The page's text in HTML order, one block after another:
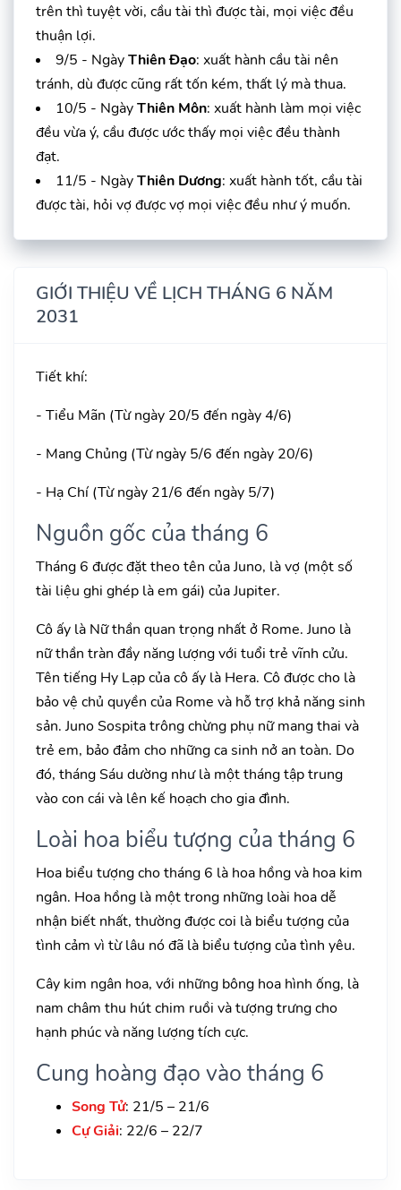
trên thì tuyệt vời, cầu tài thì được tài, mọi việc đều
thuận lợi.
9/5 - NgàyThiên Đạo: xuất hành cầu tài nên
tránh, dù được cũng rất tốn kém, thất lý mà thua.
10/5 - NgàyThiên Môn: xuất hành làm mọi việc
đều vừa ý, cầu được ước thấy mọi việc đều thành
đạt.
11/5 - NgàyThiên Dương: xuất hành tốt, cầu tài
được tài, hỏi vợ được vợ mọi việc đều như ý muốn.
GIỚI THIỆU VỀ LỊCH THÁNG 6 NĂM
2031
Tiết khí:
- Tiểu Mãn (Từ ngày 20/5 đến ngày 4/6)
- Mang Chủng (Từ ngày 5/6 đến ngày 20/6)
- Hạ Chí (Từ ngày 21/6 đến ngày 5/7)
Nguồn gốc của tháng 6
Tháng 6 được đặt theo tên của Juno, là vợ (một số
tài liệu ghi ghép là em gái) của Jupiter.
Cô ấy là Nữ thần quan trọng nhất ở Rome. Juno là
nữ thần tràn đầy năng lượng với tuổi trẻ vĩnh cửu.
Tên tiếng Hy Lạp của cô ấy là Hera. Cô được cho là
bảo vệ chủ quyền của Rome và hỗ trợ khả năng sinh
sản. Juno Sospita trông chừng phụ nữ mang thai và
trẻ em, bảo đảm cho những ca sinh nở an toàn. Do
đó, tháng Sáu dường như là một tháng tập trung
vào con cái và lên kế hoạch cho gia đình.
Loài hoa biểu tượng của tháng 6
Hoa biểu tượng cho tháng 6 là hoa hồng và hoa kim
ngân. Hoa hồng là một trong những loài hoa dễ
nhận biết nhất, thường được coi là biểu tượng của
tình cảm vì từ lâu nó đã là biểu tượng của tình yêu.
Cây kim ngân hoa, với những bông hoa hình ống, là
nam châm thu hút chim ruồi và tượng trưng cho
hạnh phúc và năng lượng tích cực.
Cung hoàng đạo vào tháng 6
Song Tử: 21/5 – 21/6
Cự Giải: 22/6 – 22/7